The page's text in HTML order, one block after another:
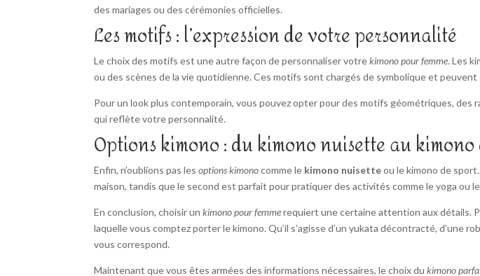
des mariages ou des cérémonies officielles.
Les motifs : l’expression de votre personnalité
Le choix des motifs est une autre façon de personnaliser votrekimono pour femme. Les
ou des scènes de la vie quotidienne. Ces motifs sont chargés de symbolique et
Pour un look plus contemporain, vous pouvez opter pour des motifs géométriques,
qui reflète votre personnalité.
Options kimono : du kimono nuisette au
Enfin, n’oublions pas lesoptions kimonocomme le kimono nuisetteou le kimono de
maison, tandis que le second est parfait pour pratiquer des activités comme le yoga ou
En conclusion, choisir unkimono pour femmerequiert une certaine attention aux détails.
laquelle vous comptez porter le kimono. Qu’il s’agisse d’un yukata décontracté, d’une
vous correspond.
Maintenant que vous êtes armées des informations nécessaires, le choix dukimono